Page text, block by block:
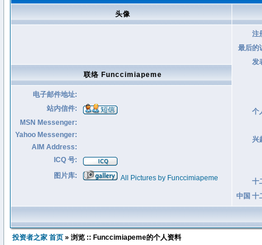
头像
注
最后的
发
个
兴
十
中国 十
联络 Funccimiapeme
电子邮件地址:
站内信件:
MSN Messenger:
Yahoo Messenger:
AIM Address:
ICQ 号:
图片库:
All Pictures by Funccimiapeme
投资者之家 首页 » 浏览 :: Funccimiapeme的个人资料